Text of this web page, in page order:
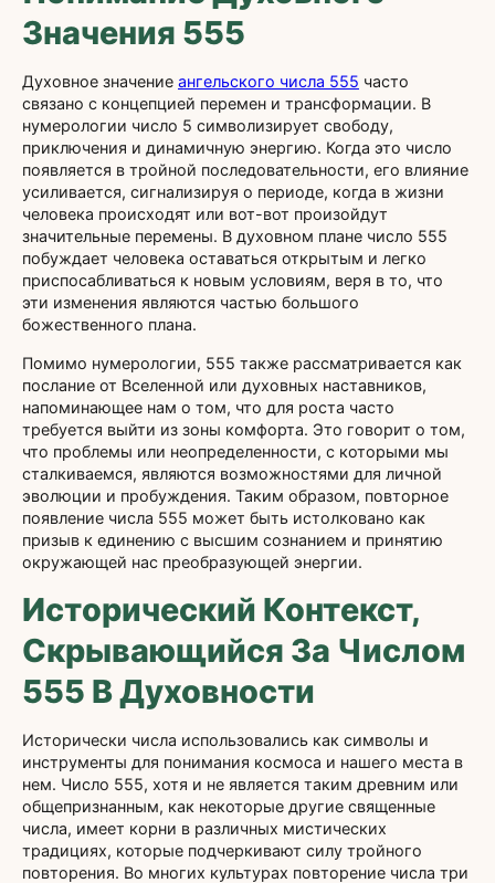
Значения 555
Духовное значение ангельского числа 555 часто
связано с концепцией перемен и трансформации. В
нумерологии число 5 символизирует свободу,
приключения и динамичную энергию. Когда это число
появляется в тройной последовательности, его влияние
усиливается, сигнализируя о периоде, когда в жизни
человека происходят или вот-вот произойдут
значительные перемены. В духовном плане число 555
побуждает человека оставаться открытым и легко
приспосабливаться к новым условиям, веря в то, что
эти изменения являются частью большого
божественного плана.
Помимо нумерологии, 555 также рассматривается как
послание от Вселенной или духовных наставников,
напоминающее нам о том, что для роста часто
требуется выйти из зоны комфорта. Это говорит о том,
что проблемы или неопределенности, с которыми мы
сталкиваемся, являются возможностями для личной
эволюции и пробуждения. Таким образом, повторное
появление числа 555 может быть истолковано как
призыв к единению с высшим сознанием и принятию
окружающей нас преобразующей энергии.
Исторический Контекст,
Скрывающийся За Числом
555 В Духовности
Исторически числа использовались как символы и
инструменты для понимания космоса и нашего места в
нем. Число 555, хотя и не является таким древним или
общепризнанным, как некоторые другие священные
числа, имеет корни в различных мистических
традициях, которые подчеркивают силу тройного
повторения. Во многих культурах повторение числа три